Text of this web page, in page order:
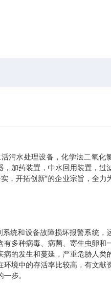
污水处理设备，化学法二氧化
加药装置，中水回用装置，过
，开拓创新”的企业宗旨，全力
系统和设备故障损坏报警系统，
多种病毒、病菌、寄生虫卵和
的发生和蔓延，严重危胁人类
境中的存活率比较高，有文献
步。